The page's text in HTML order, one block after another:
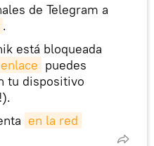
de Telegram a
.
está bloqueada
puedes
tu dispositivo
en la red